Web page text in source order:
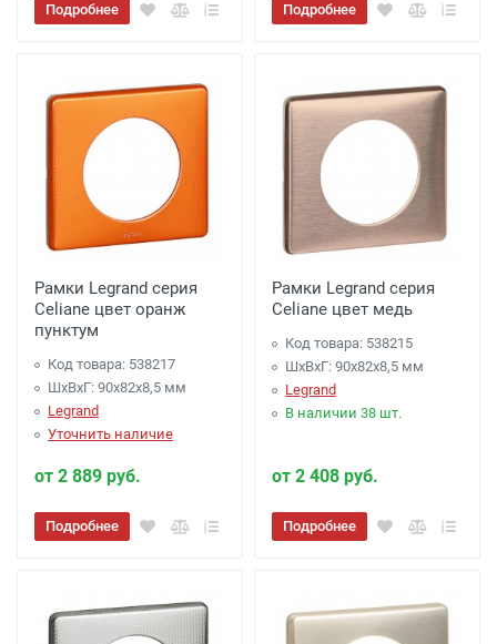
Подробнее Подробнее
Рамки Legrand серия
Celiane цвет оранж
пунктум
Код товара: 538217
ШхВхГ: 90x82x8,5 мм
Legrand
Уточнить наличие
от 2 889 руб.
Подробнее
Рамки Legrand серия
Celiane цвет медь
Код товара: 538215
ШхВхГ: 90x82x8,5 мм
Legrand
В наличии 38 шт.
от 2 408 руб.
Подробнее